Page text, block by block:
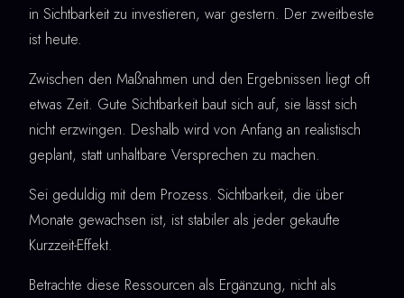
in Sichtbarkeit zu investieren, war gestern. Der zweitbeste
ist heute.
Zwischen den Maßnahmen und den Ergebnissen liegt oft
etwas Zeit. Gute Sichtbarkeit baut sich auf, sie lässt sich
nicht erzwingen. Deshalb wird von Anfang an realistisch
geplant, statt unhaltbare Versprechen zu machen.
Sei geduldig mit dem Prozess. Sichtbarkeit, die über
Monate gewachsen ist, ist stabiler als jeder gekaufte
Kurzzeit-Effekt.
Betrachte diese Ressourcen als Ergänzung, nicht als